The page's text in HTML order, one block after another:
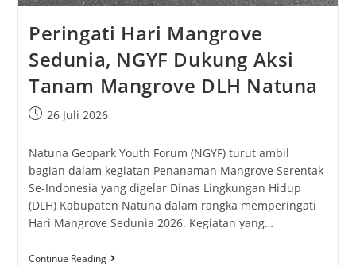
Peringati Hari Mangrove
Sedunia, NGYF Dukung Aksi
Tanam Mangrove DLH Natuna
26 Juli 2026
Natuna Geopark Youth Forum (NGYF) turut ambil
bagian dalam kegiatan Penanaman Mangrove Serentak
Se-Indonesia yang digelar Dinas Lingkungan Hidup
(DLH) Kabupaten Natuna dalam rangka memperingati
Hari Mangrove Sedunia 2026. Kegiatan yang…
Continue Reading